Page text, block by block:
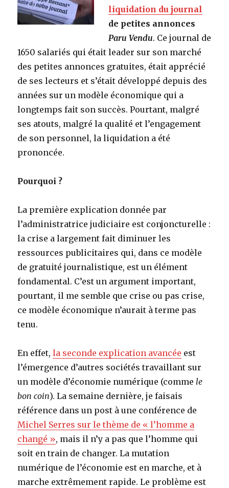
liquidation du journal
de petites annonces
Paru Vendu. Ce journal de
1650 salariés qui était leader sur son marché
des petites annonces gratuites, était apprécié
de ses lecteurs et s’était développé depuis des
années sur un modèle économique qui a
longtemps fait son succès. Pourtant, malgré
ses atouts, malgré la qualité et l’engagement
de son personnel, la liquidation a été
prononcée.
Pourquoi ?
La première explication donnée par
l’administratrice judiciaire est conjoncturelle :
la crise a largement fait diminuer les
ressources publicitaires qui, dans ce modèle
de gratuité journalistique, est un élément
fondamental. C’est un argument important,
pourtant, il me semble que crise ou pas crise,
ce modèle économique n’aurait à terme pas
tenu.
En effet,la seconde explication avancée est
l’émergence d’autres sociétés travaillant sur
un modèle d’économie numérique (commele
bon coin). La semaine dernière, je faisais
référence dans un post à une conférence de
Michel Serres sur le thème de « l’homme a
changé », mais il n’y a pas que l’homme qui
soit en train de changer. La mutation
numérique de l’économie est en marche, et à
marche extrêmement rapide. Le problème est